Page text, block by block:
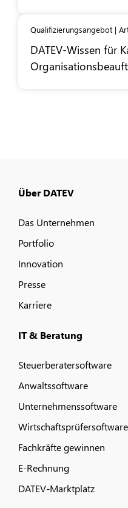
Qualifizierungsangebot |
DATEV-Wissen für
Über DATEV
Das Unternehmen
Portfolio
Innovation
Presse
Karriere
IT & Beratung
Steuerberatersoftware
Anwaltssoftware
Unternehmenssoftware
Wirtschaftsprüfersoftware
Fachkräfte gewinnen
E-Rechnung
DATEV-Marktplatz